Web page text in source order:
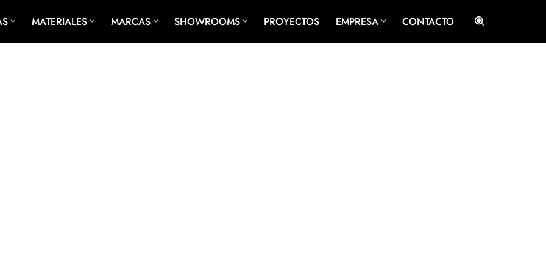
MATERIALES MARCAS SHOWROOMS PROYECTOS EMPRESA CONTACTO